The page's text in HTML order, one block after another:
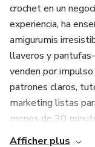
crochet en un
experiencia, ha
amigurumis
llaveros y
venden por
patrones claros,
marketing listas
menos de 30
Afficher plus